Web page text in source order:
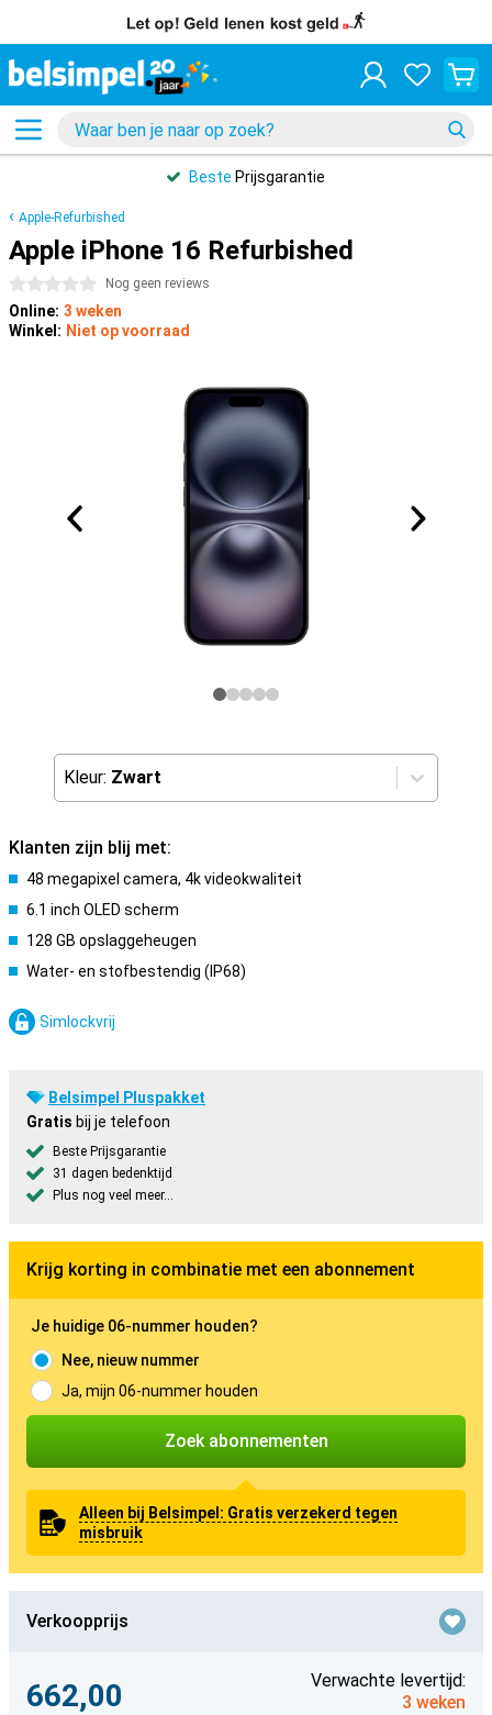
Beste Prijsgarantie
Apple-Refurbished
Apple iPhone 16 Refurbished
0 sterren Nog geen reviews
Online: 3 weken
Winkel: Niet op voorraad
Kleur: Zwart
Klanten zijn blij met:
48 megapixel camera, 4k videokwaliteit
6.1 inch OLED scherm
128 GB opslaggeheugen
Water- en stofbestendig (IP68)
Simlockvrij
Belsimpel Pluspakket
Gratis bij je telefoon
Beste Prijsgarantie
31 dagen bedenktijd
Plus nog veel meer...
Krijg korting in combinatie met een abonnement
Je huidige 06-nummer houden?
Nee, nieuw nummer
Ja, mijn 06-nummer houden
Zoek abonnementen
Alleen bij Belsimpel: Gratis verzekerd tegen
misbruik
Verkoopprijs
662,00
Verwachte levertijd:
3 weken